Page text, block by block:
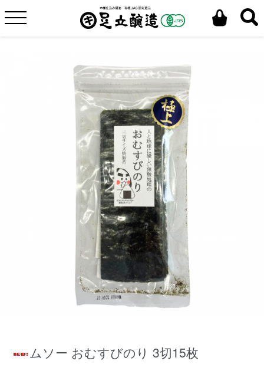
ホーム
ムソー おむすびのり 3切15枚